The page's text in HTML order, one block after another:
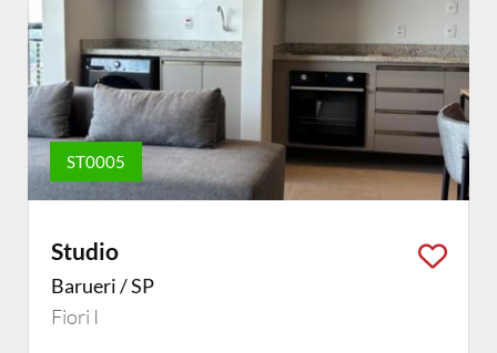
ST0005
Studio
Barueri / SP
Fiori I